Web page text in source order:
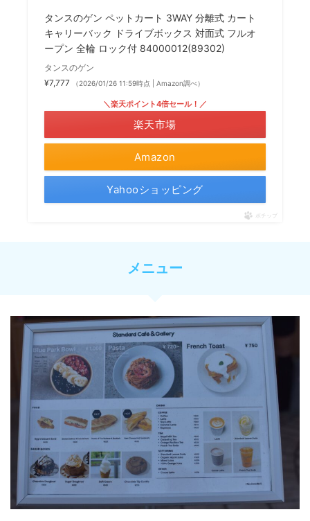
タンスのゲン ペットカート 3WAY 分離式 カート
キャリーバック ドライブボックス 対面式 フルオ
ープン 全輪 ロック付 84000012(89302)
タンスのゲン
¥7,777
（2026/01/26 11:59時点 | Amazon調べ）
Amazon
＼楽天ポイント4倍セール！／
楽天市場
Yahooショッピング
ポチップ
メニュー